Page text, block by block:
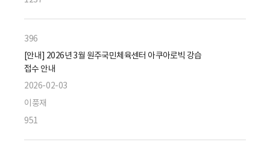
396
[안내] 2026년 3월 원주국민체육센터 아쿠아로빅 강습
접수 안내
2026-02-03
이풍재
951